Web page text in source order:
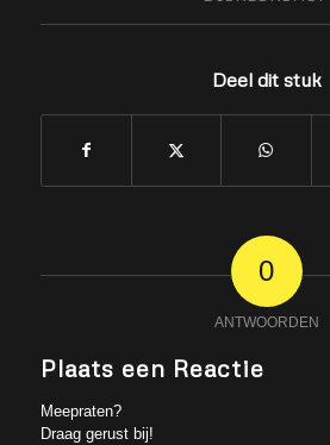
Deel dit stuk
0
ANTWOORDEN
Plaats een Reactie
Meepraten?
Draag gerust bij!